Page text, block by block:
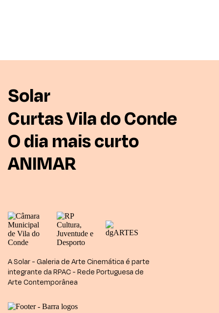
Solar
Curtas Vila do Conde
O dia mais curto
ANIMAR
A Solar - Galeria de Arte Cinemática é parte
integrante da RPAC - Rede Portuguesa de
Arte Contemporânea